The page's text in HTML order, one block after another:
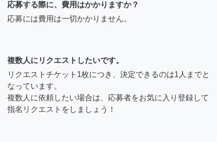
応募する際に、費用はかかりますか？
応募には費用は一切かかりません。
複数人にリクエストしたいです。
リクエストチケット1枚につき、決定できるのは1人までと
なっています。
複数人に依頼したい場合は、応募者をお気に入り登録して
指名リクエストをしましょう！